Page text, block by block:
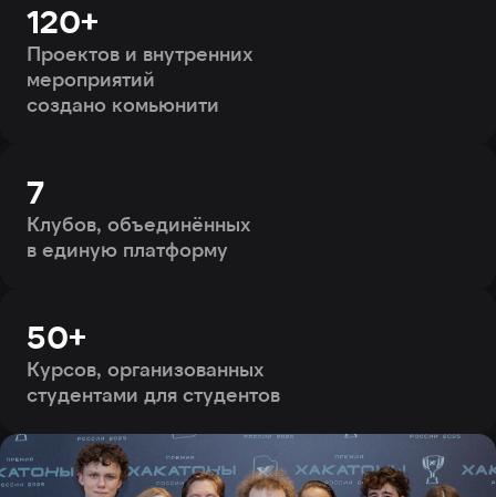
120+
Проектов и внутренних
мероприятий
создано комьюнити
7
Клубов, объединённых
в единую платформу
50+
Курсов, организованных
студентами для студентов